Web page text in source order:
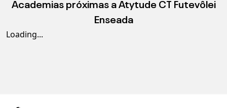
Academias próximas a Atytude CT Futevôlei
Enseada
Loading...